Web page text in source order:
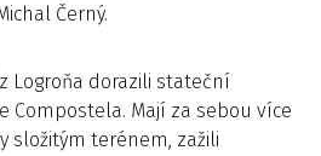
Černý.
Logroňa dorazili stateční
Compostela. Mají za sebou více
složitým terénem, zažili